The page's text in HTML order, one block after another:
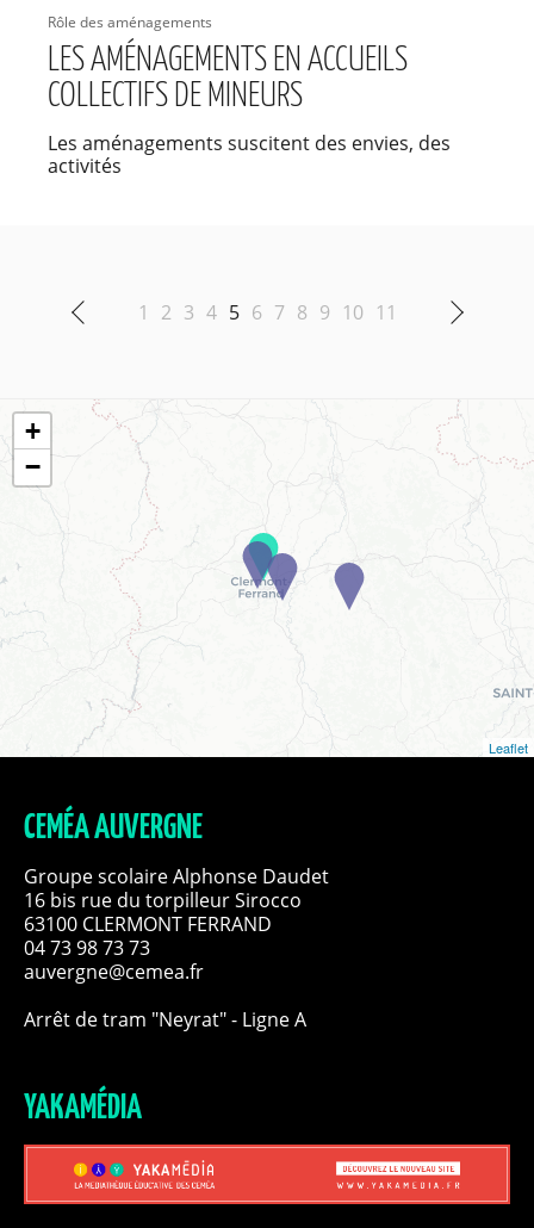
Rôle des aménagements
LES AMÉNAGEMENTS EN ACCUEILS
COLLECTIFS DE MINEURS
Les aménagements suscitent des envies, des
activités
1 2 3 4 5 6 7 8 9 10 11
+
−
Leaflet
CEMÉA AUVERGNE
Groupe scolaire Alphonse Daudet
16 bis rue du torpilleur Sirocco
63100 CLERMONT FERRAND
04 73 98 73 73
auvergne@cemea.fr
Arrêt de tram "Neyrat" - Ligne A
YAKAMÉDIA